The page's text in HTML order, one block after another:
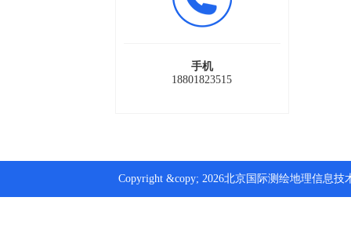
手机
18801823515
Copyright &copy; 2026北京国际测绘地理信息